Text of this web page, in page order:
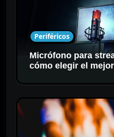
Periféricos
Micrófono para
cómo elegir el